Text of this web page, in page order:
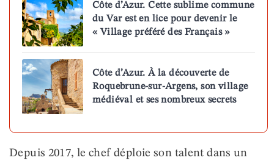
Côte d’Azur. Cette sublime commune
du Var est en lice pour devenir le
« Village préféré des Français »
Côte d’Azur. À la découverte de
Roquebrune-sur-Argens, son village
médiéval et ses nombreux secrets
Depuis 2017, le chef déploie son talent dans un